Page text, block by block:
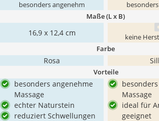
besonders angenehm
Maße (L x B)
16,9 x 12,4 cm keine
Farbe
Rosa
Vorteile
besonders angenehme
Massage
echter Naturstein
reduziert Schwellungen
Massage
ideal für
geeignet